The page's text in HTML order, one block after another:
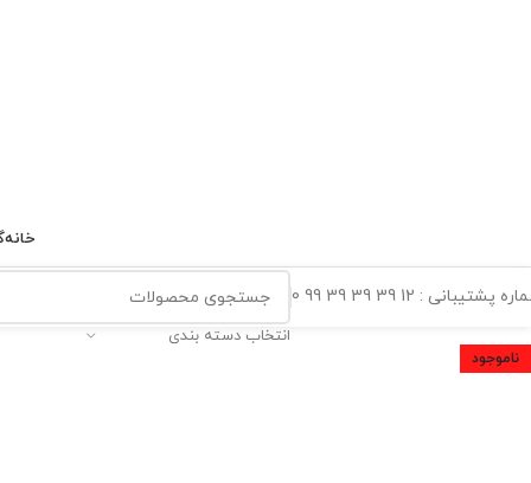
خانه
پشتیبانی : 12 39 39 39 99 0
انتخاب دسته بندی
ناموجود